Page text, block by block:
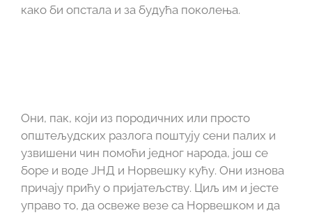
како би опстала и за будућа поколења.
Они, пак, који из породичних или просто
општељудских разлога поштују сени палих и
узвишени чин помоћи једног народа, још се
боре и воде ЈНД и Норвешку кућу. Они изнова
причају прићу о пријатељству. Циљ им и јесте
управо то, да освеже везе са Норвешком и да